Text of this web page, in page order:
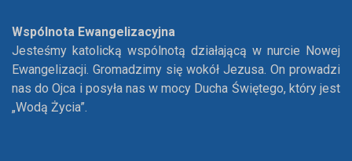
Wspólnota Ewangelizacyjna
Jesteśmy katolicką wspólnotą działającą w nurcie Nowej
Ewangelizacji. Gromadzimy się wokół Jezusa. On prowadzi
nas do Ojca i posyła nas w mocy Ducha Świętego, który jest
„Wodą Życia”.